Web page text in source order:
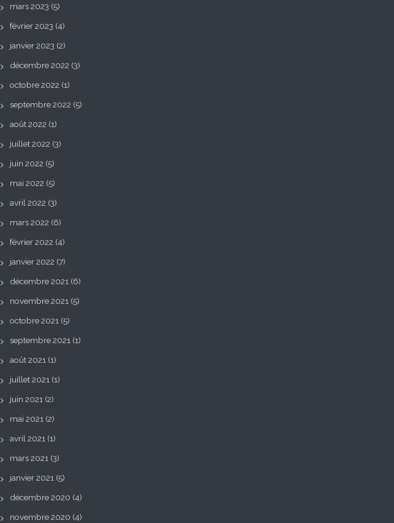
mars 2023 (5)
février 2023 (4)
janvier 2023 (2)
décembre 2022 (3)
octobre 2022 (1)
septembre 2022 (5)
août 2022 (1)
juillet 2022 (3)
juin 2022 (5)
mai 2022 (5)
avril 2022 (3)
mars 2022 (6)
février 2022 (4)
janvier 2022 (7)
décembre 2021 (6)
novembre 2021 (5)
octobre 2021 (5)
septembre 2021 (1)
août 2021 (1)
juillet 2021 (1)
juin 2021 (2)
mai 2021 (2)
avril 2021 (1)
mars 2021 (3)
janvier 2021 (5)
décembre 2020 (4)
novembre 2020 (4)